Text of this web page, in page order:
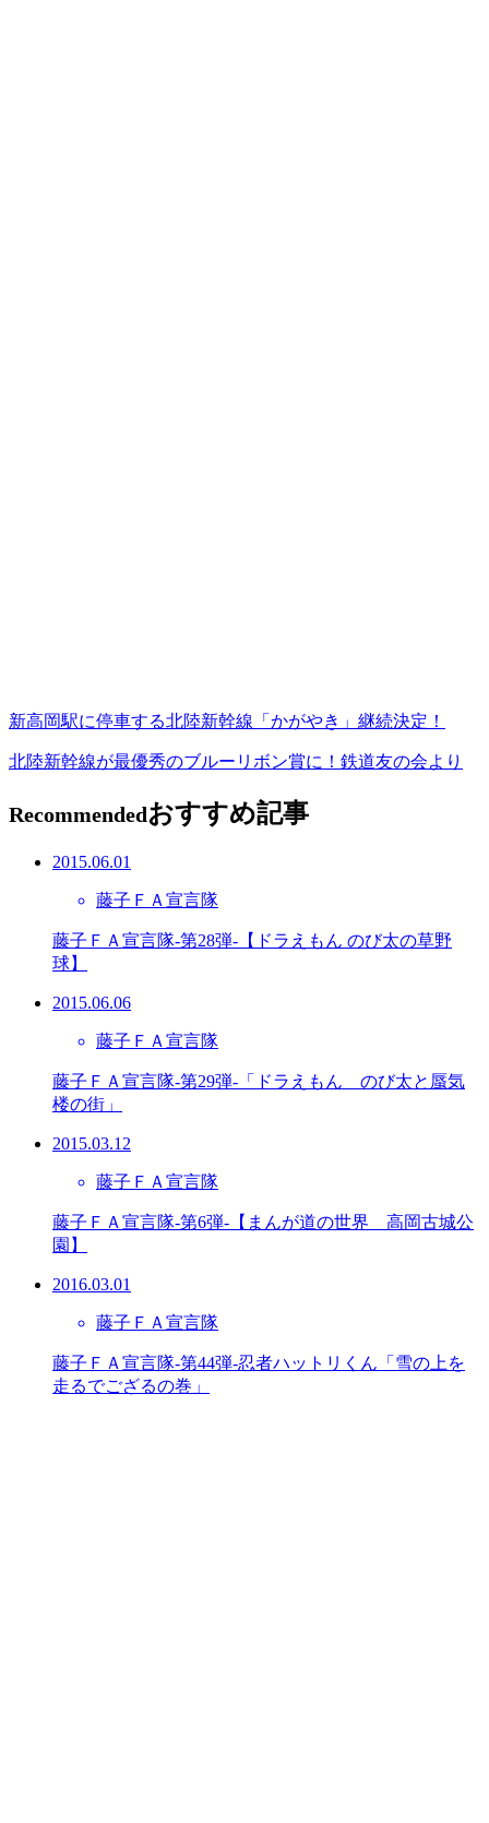
新高岡駅に停車する北陸新幹線「かがやき」継続決定！
北陸新幹線が最優秀のブルーリボン賞に！鉄道友の会より
Recommendedおすすめ記事
2015.06.01
藤子ＦＡ宣言隊
藤子ＦＡ宣言隊-第28弾-【ドラえもん のび太の草野
球】
2015.06.06
藤子ＦＡ宣言隊
藤子ＦＡ宣言隊-第29弾-「ドラえもん のび太と蜃気
楼の街」
2015.03.12
藤子ＦＡ宣言隊
藤子ＦＡ宣言隊-第6弾-【まんが道の世界 高岡古城公
園】
2016.03.01
藤子ＦＡ宣言隊
藤子ＦＡ宣言隊-第44弾-忍者ハットリくん「雪の上を
走るでござるの巻」